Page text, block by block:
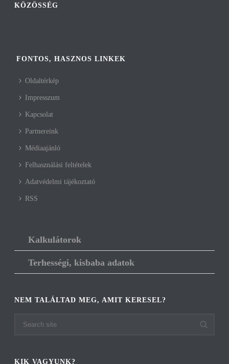
KÖZÖSSÉG
FONTOS, HASZNOS LINKEK
Oldaltérkép
Impresszum
Kapcsolat
Partnereink
Médiaajánló
Felhasználási feltételek
Adatvédelmi tájékoztató
RSS
Kalkulátorok
Terhességi, kisbaba adatok
NEM TALÁLTAD MEG, AMIT KERESEL?
KIK VAGYUNK?